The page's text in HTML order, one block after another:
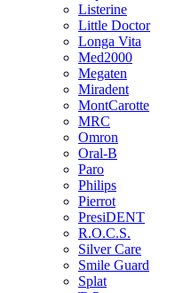
Listerine
Little Doctor
Longa Vita
Med2000
Megaten
Miradent
MontCarotte
MRC
Omron
Oral-B
Paro
Philips
Pierrot
PresiDENT
R.O.C.S.
Silver Care
Smile Guard
Splat